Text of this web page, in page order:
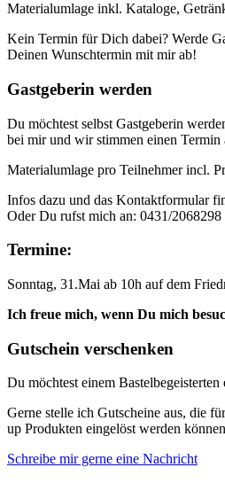
Materialumlage inkl. Kataloge,
Kein Termin für Dich dabei? Werde
Deinen Wunschtermin mit mir ab!
Gastgeberin werden
Du möchtest selbst Gastgeberin
bei mir und wir stimmen einen Termin
Materialumlage pro Teilnehmer incl.
Infos dazu und das Kontaktformular
Oder Du rufst mich an: 0431/2068298
Termine:
Sonntag, 31.Mai ab 10h auf dem
Ich freue mich, wenn Du mich
Gutschein verschenken
Du möchtest einem Bastelbegeisterten
Gerne stelle ich Gutscheine aus, die
up Produkten eingelöst werden
Schreibe mir gerne eine Nachricht